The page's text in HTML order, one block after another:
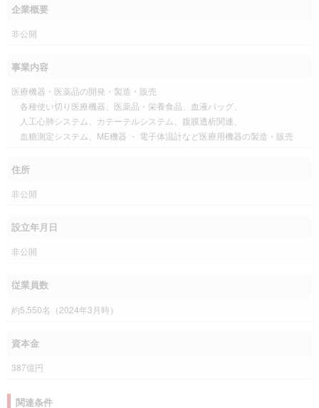
企業概要
非公開
事業内容
医療機器・医薬品の開発・製造・販売
各種使い切り医療機器、医薬品・栄養食品、血液バッグ、
人工心肺システム、カテーテルシステム、腹膜透析関連、
血糖測定システム、ME機器 ・ 電子体温計など医療用機器の製造・販売
住所
非公開
設立年月日
非公開
従業員数
約5,550名（2024年3月時）
資本金
387億円
関連条件